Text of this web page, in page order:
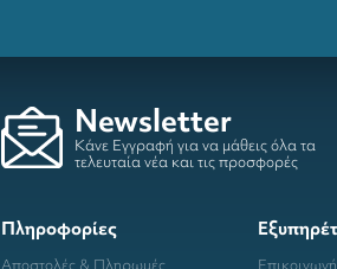
Newsletter
Κάνε Εγγραφή για να μάθεις όλα τα
τελευταία νέα και τις προσφορές
Πληροφορίες
Αποστολές & Πληρωμές